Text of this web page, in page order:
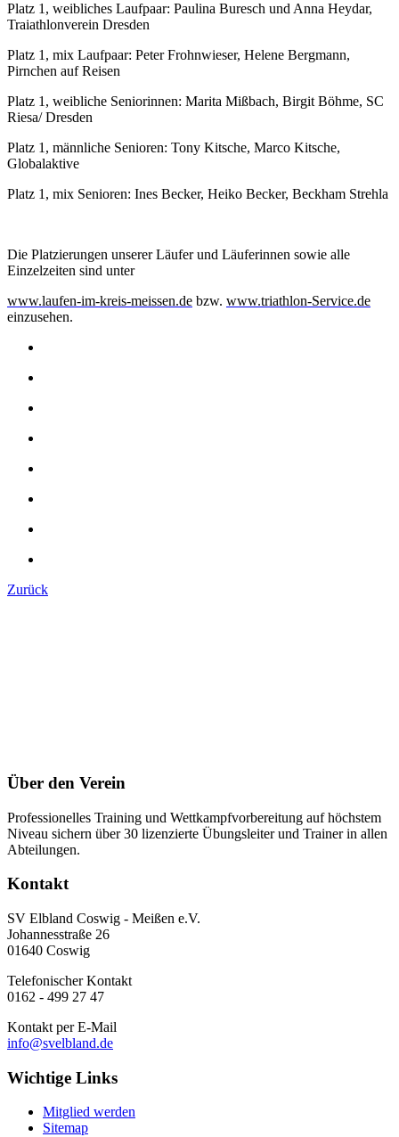
Platz 1, weibliches Laufpaar: Paulina Buresch und Anna Heydar,
Traiathlonverein Dresden
Platz 1, mix Laufpaar: Peter Frohnwieser, Helene Bergmann,
Pirnchen auf Reisen
Platz 1, weibliche Seniorinnen: Marita Mißbach, Birgit Böhme, SC
Riesa/ Dresden
Platz 1, männliche Senioren: Tony Kitsche, Marco Kitsche,
Globalaktive
Platz 1, mix Senioren: Ines Becker, Heiko Becker, Beckham Strehla
Die Platzierungen unserer Läufer und Läuferinnen sowie alle
Einzelzeiten sind unter
www.laufen-im-kreis-meissen.de bzw. www.triathlon-Service.de
einzusehen.
Zurück
Über den Verein
Professionelles Training und Wettkampfvorbereitung auf höchstem
Niveau sichern über 30 lizenzierte Übungsleiter und Trainer in allen
Abteilungen.
Kontakt
SV Elbland Coswig - Meißen e.V.
Johannesstraße 26
01640 Coswig
Telefonischer Kontakt
0162 - 499 27 47
Kontakt per E-Mail
info@svelbland.de
Wichtige Links
Mitglied werden
Sitemap